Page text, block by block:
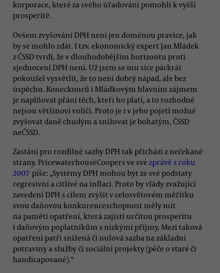
korporace, které za svého úřadování pomohli k vyšší
prosperitě.
Ovšem zvyšování DPH není jen doménou pravice, jak
by se mohlo zdát. I tzv. ekonomický expert Jan Mládek
z ČSSD tvrdí, že v dlouhodobějším horizontu proti
sjednocení DPH není. Už jsem se mu sice párkrát
pokoušel vysvětlit, že to není dobrý nápad, ale bez
úspěchu. Koneckonců i Mládkovým hlavním zájmem
je naplňovat přání těch, kteří ho platí, a to rozhodně
nejsou většinoví voliči. Proto je i v jeho pojetí možné
zvyšovat daně chudým a snižovat je bohatým, ČSSD
neČSSD.
Zastání pro rozdílné sazby DPH tak přichází z nečekané
strany. PricewaterhouseCoopers ve své zprávě z roku
2007 píše: „Systémy DPH mohou být ze své podstaty
regresivní a citlivé na inflaci. Proto by vlády zvažující
zavedení DPH s cílem zvýšit v celosvětovém měřítku
svou daňovou konkurenceschopnost měly mít
na paměti opatření, která zajistí určitou prosperitu
i daňovým poplatníkům s nízkými příjmy. Mezi taková
opatření patří snížená či nulová sazba na základní
potraviny a služby či sociální projekty (péče o staré či
handicapované).“